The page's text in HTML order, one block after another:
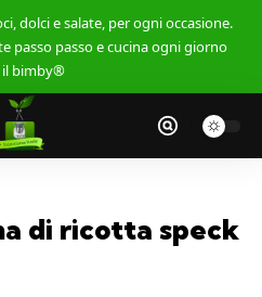
dolci e salate, per ogni occasione.
passo passo e cucina ogni giorno
il bimby®
di ricotta speck